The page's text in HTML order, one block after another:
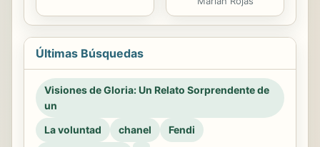
Últimas Búsquedas
Visiones de Gloria: Un Relato Sorprendente de
un
La voluntad
chanel
Fendi